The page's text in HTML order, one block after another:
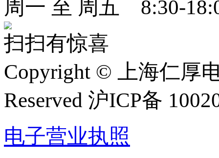
周一 至 周五 8:30-
扫扫有惊喜
Copyright © 上海仁厚
Reserved 沪ICP备
电子营业执照